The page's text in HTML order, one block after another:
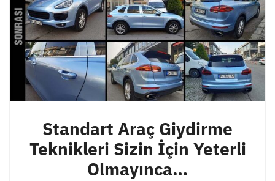
Standart Araç Giydirme
Teknikleri Sizin İçin Yeterli
Olmayınca…